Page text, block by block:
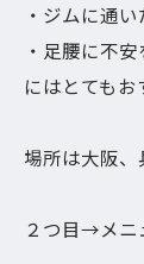
・ジムに通
・足腰に不
にはとてもお
場所は大阪、
２つ目→メニ